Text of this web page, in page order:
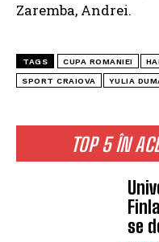
TOP 5 ÎN
se
Zaremba, Andrei.
TAGS CUPA ROMANIEI
SPORT CRAIOVA YULIA